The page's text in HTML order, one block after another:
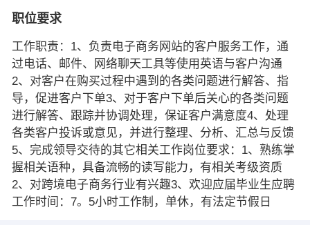
职位要求
工作职责：1、负责电子商务网站的客户服务工作，通
过电话、邮件、网络聊天工具等使用英语与客户沟通
2、对客户在购买过程中遇到的各类问题进行解答、指
导，促进客户下单3、对于客户下单后关心的各类问题
进行解答、跟踪并协调处理，保证客户满意度4、处理
各类客户投诉或意见，并进行整理、分析、汇总与反馈
5、完成领导交待的其它相关工作岗位要求：1、熟练掌
握相关语种，具备流畅的读写能力，有相关考级资质
2、对跨境电子商务行业有兴趣3、欢迎应届毕业生应聘
工作时间：7。5小时工作制，单休，有法定节假日